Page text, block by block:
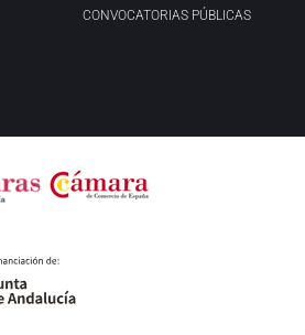
CONVOCATORIAS PÚBLICAS